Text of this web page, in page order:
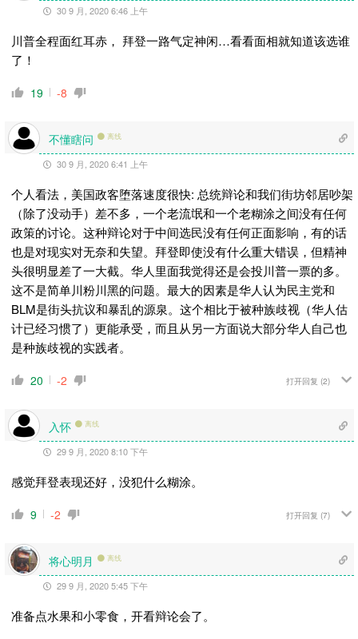
30 9 月, 2020 6:46 上午
川普全程面红耳赤， 拜登一路气定神闲…看看面相就知道该选谁
了！
19 -8
不懂瞎问 离线
30 9 月, 2020 6:41 上午
个人看法，美国政客堕落速度很快: 总统辩论和我们街坊邻居吵架
（除了没动手）差不多，一个老流氓和一个老糊涂之间没有任何
政策的讨论。这种辩论对于中间选民没有任何正面影响，有的话
也是对现实对无奈和失望。拜登即使没有什么重大错误，但精神
头很明显差了一大截。华人里面我觉得还是会投川普一票的多。
这不是简单川粉川黑的问题。最大的因素是华人认为民主党和
BLM是街头抗议和暴乱的源泉。这个相比于被种族歧视（华人估
计已经习惯了）更能承受，而且从另一方面说大部分华人自己也
是种族歧视的实践者。
20 -2 打开回复 (2)
入怀 离线
29 9 月, 2020 8:10 下午
感觉拜登表现还好，没犯什么糊涂。
9 -2 打开回复 (7)
将心明月 离线
29 9 月, 2020 5:45 下午
准备点水果和小零食，开看辩论会了。